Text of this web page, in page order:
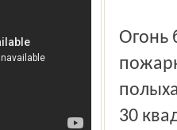
Огонь был замечен в начале четвертого, к приезду
30